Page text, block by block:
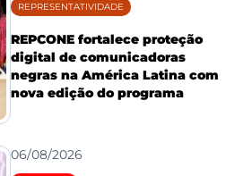
REPRESENTATIVIDADE
REPCONE fortalece proteção
digital de comunicadoras
negras na América Latina com
nova edição do programa
06/08/2026